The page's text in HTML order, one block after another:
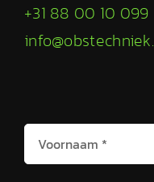
+31 88 00 10 099